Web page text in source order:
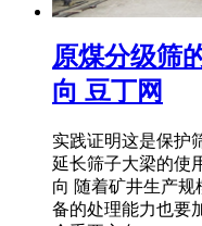
原煤分级筛
向 豆丁网
实践证明这是保护
延长筛子大梁的使
向 随着矿井生产
备的处理能力也要